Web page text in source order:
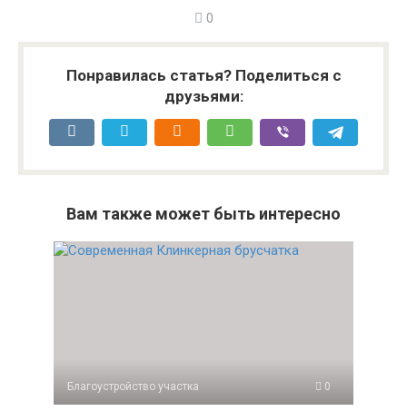
0
Понравилась статья? Поделиться с
друзьями:
Вам также может быть интересно
Благоустройство участка 0